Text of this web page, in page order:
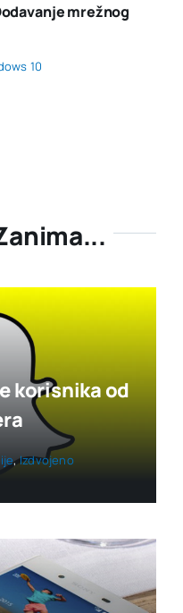
mrežnog
10
korisnika od
,Izdvojeno